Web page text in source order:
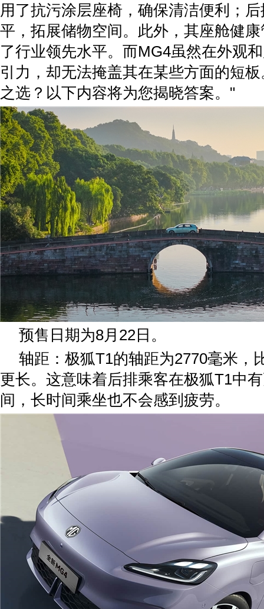
用了抗污涂层座椅，确保清洁便利；
平，拓展储物空间。此外，其座舱健
了行业领先水平。而MG4虽然在外观
引力，却无法掩盖其在某些方面的短
之选？以下内容将为您揭晓答案。"
预售日期为8月22日。
轴距：极狐T1的轴距为2770毫米，
更长。这意味着后排乘客在极狐T1中
间，长时间乘坐也不会感到疲劳。